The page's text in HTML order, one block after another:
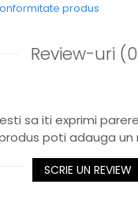
produs
Review-uri
sa iti exprimi
poti adauga un
SCRIE UN REVIEW